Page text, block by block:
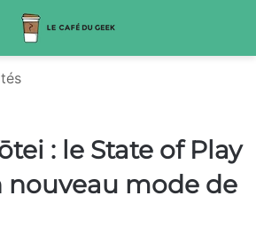
: le State of Play
nouveau mode de